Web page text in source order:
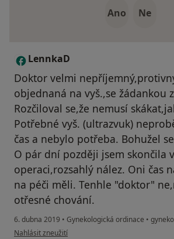
Ano Ne
L LennkaD
Doktor velmi
objednaná na vyš.,se žádankou
Rozčiloval se,že nemusí
Potřebné vyš. (ultrazvuk)
čas a nebylo potřeba. Bohužel
O pár dní později jsem skončila
operaci,rozsahlý nález. Oni čas
na péči měli. Tenhle "doktor"
otřesné chování.
6. dubna 2019 • Gynekologická ordinace •
podle názoru uživatele LennkaD
Nahlásit zneužití